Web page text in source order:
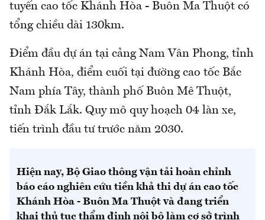
tuyến cao tốc Khánh Hòa - Buôn Ma Thuột có
tổng chiều dài 130km.
Điểm đầu dự án tại cảng Nam Vân Phong, tỉnh
Khánh Hòa, điểm cuối tại đường cao tốc Bắc
Nam phía Tây, thành phố Buôn Mê Thuột,
tỉnh Đắk Lắk. Quy mô quy hoạch 04 làn xe,
tiến trình đầu tư trước năm 2030.
Hiện nay, Bộ Giao thông vận tải hoàn chỉnh
báo cáo nghiên cứu tiền khả thi dự án cao tốc
Khánh Hòa - Buôn Ma Thuột và đang triển
khai thủ tục thẩm định nội bộ làm cơ sở trình